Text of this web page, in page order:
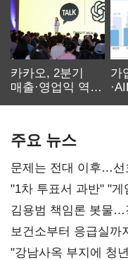
카카오, 2분기
매출·영업익 역대
가
주요 뉴스
문제는 전대 이후…선
불복'
"1차 투표서 과반" "
김용범 책임론 봇물…
보건소부터 응급실
"강남사옥 부지에 청